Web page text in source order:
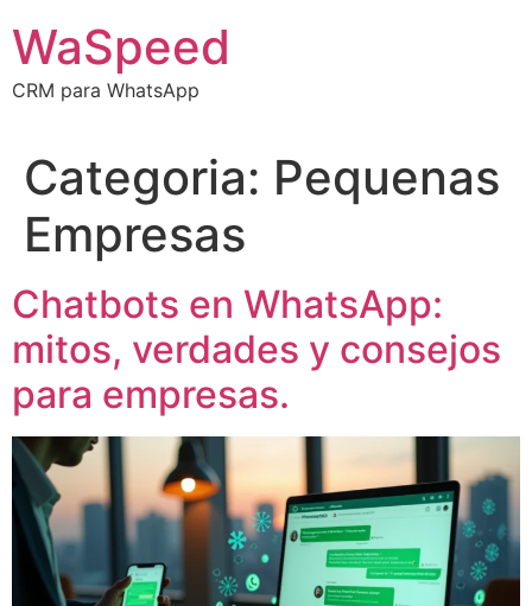
WaSpeed
CRM para WhatsApp
Categoria: Pequenas
Empresas
Chatbots en WhatsApp:
mitos, verdades y consejos
para empresas.